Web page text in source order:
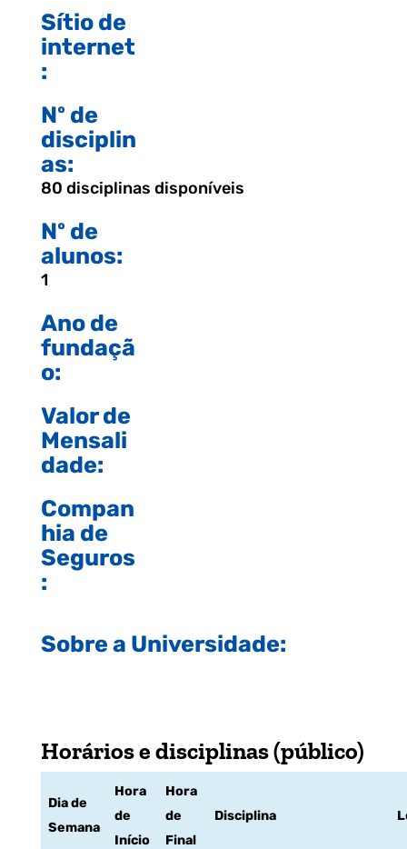
Sítio de
internet
:
Nº de
disciplin
as:
80 disciplinas disponíveis
Nº de
alunos:
1
Ano de
fundaçã
o:
Valor de
Mensali
dade:
Compan
hia de
Seguros
:
Sobre a Universidade:
Horários e disciplinas (público)
Dia de
Semana
Hora
de
Início
Hora
de
Final
Disciplina